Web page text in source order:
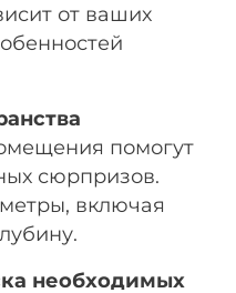
от ваших
помогут
сюрпризов.
включая
необходимых